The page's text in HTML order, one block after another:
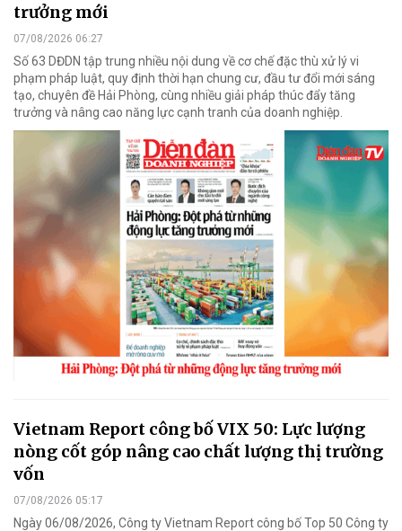
trưởng mới
07/08/2026 06:27
Số 63 DĐDN tập trung nhiều nội dung về cơ chế đặc thù xử lý vi
phạm pháp luật, quy định thời hạn chung cư, đầu tư đổi mới sáng
tạo, chuyên đề Hải Phòng, cùng nhiều giải pháp thúc đẩy tăng
trưởng và nâng cao năng lực cạnh tranh của doanh nghiệp.
Vietnam Report công bố VIX 50: Lực lượng
nòng cốt góp nâng cao chất lượng thị trường
vốn
07/08/2026 05:17
Ngày 06/08/2026, Công ty Vietnam Report công bố Top 50 Công ty